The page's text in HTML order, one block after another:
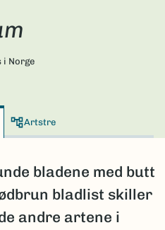
i Norge
Artstre
bladene med butt
bladlist skiller
andre artene i